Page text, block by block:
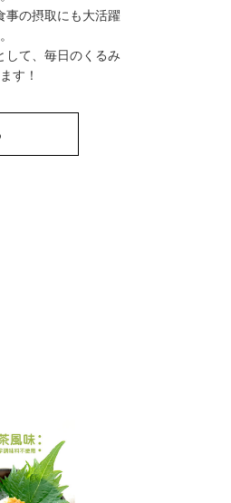
事の摂取にも大活躍
して、毎日のくるみ
す！